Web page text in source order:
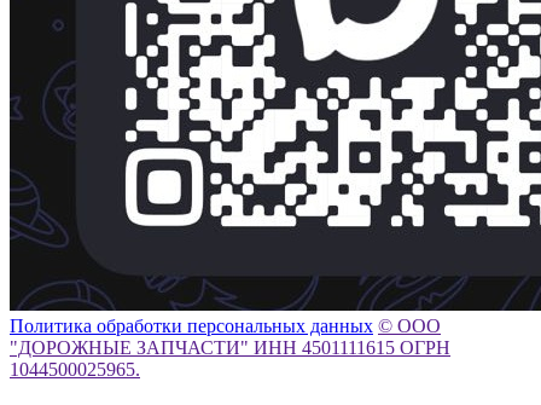
Политика обработки персональных данных © ООО
"ДОРОЖНЫЕ ЗАПЧАСТИ" ИНН 4501111615 ОГРН
1044500025965.